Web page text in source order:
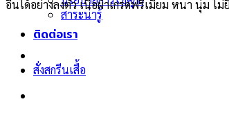
สาระน่ารู้
ติดต่อเรา
สั่งสกรีนเสื้อ
อื่นได้อย่างลงตัว เนื้อผ้าเกรดฟรีเมี่ยม หนา นุ่ม